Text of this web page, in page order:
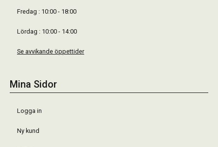
Fredag : 10:00 - 18:00
Lördag : 10:00 - 14:00
Se avvikande öppettider
Mina Sidor
Logga in
Ny kund